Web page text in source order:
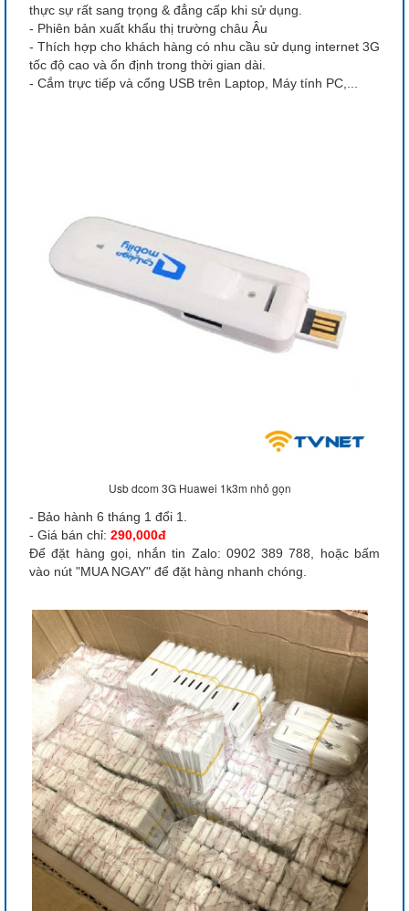
thực sự rất sang trọng & đẳng cấp khi sử dụng.
- Phiên bản xuất khẩu thị trường châu Âu
- Thích hợp cho khách hàng có nhu cầu sử dụng internet 3G
tốc độ cao và ổn định trong thời gian dài.
- Cắm trực tiếp và cổng USB trên Laptop, Máy tính PC,...
Usb dcom 3G Huawei 1k3m nhỏ gọn
- Bảo hành 6 tháng 1 đổi 1.
- Giá bán chỉ: 290,000đ
Để đặt hàng gọi, nhắn tin Zalo: 0902 389 788, hoặc bấm
vào nút "MUA NGAY" để đặt hàng nhanh chóng.